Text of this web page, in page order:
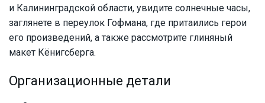
и Калининградской области, увидите солнечные часы,
заглянете в переулок Гофмана, где притаились герои
его произведений, а также рассмотрите глиняный
макет Кёнигсберга.
Организационные детали